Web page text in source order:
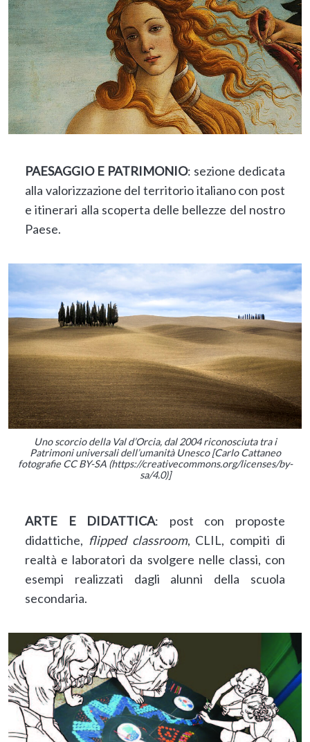
PAESAGGIO E PATRIMONIO: sezione dedicata
alla valorizzazione del territorio italiano con post
e itinerari alla scoperta delle bellezze del nostro
Paese.
Uno scorcio della Val d’Orcia, dal 2004 riconosciuta tra i
Patrimoni universali dell’umanità Unesco [Carlo Cattaneo
fotografie CC BY-SA (https://creativecommons.org/licenses/by-
sa/4.0)]
ARTE E DIDATTICA: post con proposte
didattiche, flipped classroom, CLIL, compiti di
realtà e laboratori da svolgere nelle classi, con
esempi realizzati dagli alunni della scuola
secondaria.